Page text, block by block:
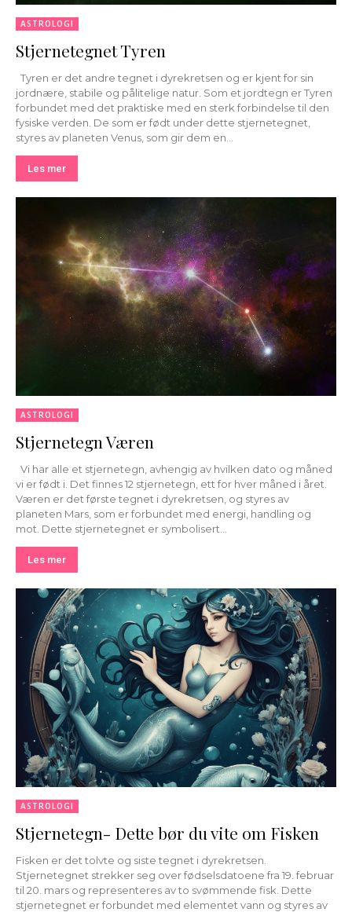
ASTROLOGI
Stjernetegnet Tyren
jordnære, stabile og pålitelige natur. Som et jordtegn er Tyren
forbundet med det praktiske med en sterk forbindelse til den
fysiske verden. De som er født under dette stjernetegnet,
styres av planeten Venus, som gir dem en...
Les mer
ASTROLOGI
Stjernetegn Væren
vi er født i. Det finnes 12 stjernetegn, ett for hver måned i året.
Væren er det første tegnet i dyrekretsen, og styres av
planeten Mars, som er forbundet med energi, handling og
mot. Dette stjernetegnet er symbolisert...
Les mer
ASTROLOGI
Stjernetegn- Dette bør du vite om Fisken
Fisken er det tolvte og siste tegnet i dyrekretsen.
Stjernetegnet strekker seg over fødselsdatoene fra 19. februar
til 20. mars og representeres av to svømmende fisk. Dette
stjernetegnet er forbundet med elementet vann og styres av